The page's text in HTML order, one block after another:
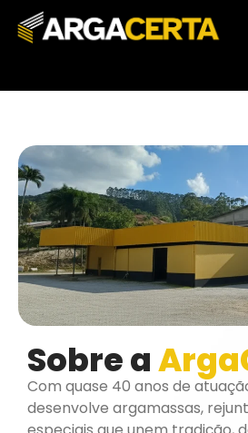
Sobre a
Com quase 40 anos de
desenvolve argamassas,